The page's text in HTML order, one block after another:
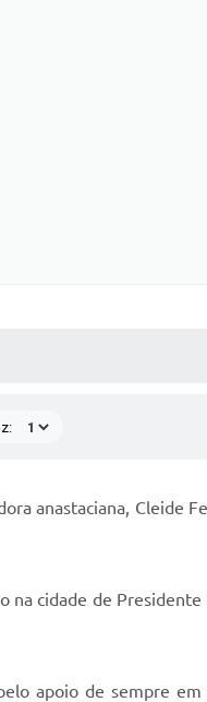
anastaciana, Cleide
cidade de Presidente
apoio de sempre em